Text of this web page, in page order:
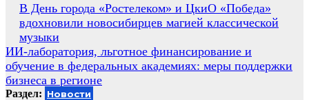
Навигация
по
записям
В День города «Ростелеком» и ЦкиО «Победа»
вдохновили новосибирцев магией классической
музыки
ИИ-лаборатория, льготное финансирование и
обучение в федеральных академиях: меры поддержки
бизнеса в регионе
Раздел: Новости